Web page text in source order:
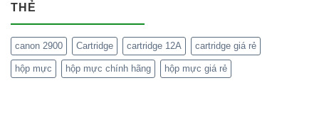
THẺ
canon 2900 Cartridge cartridge 12A cartridge giá rẻ
hộp mực hộp mực chính hãng hộp mực giá rẻ